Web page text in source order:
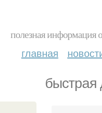
полезная информация
главная
быстрая